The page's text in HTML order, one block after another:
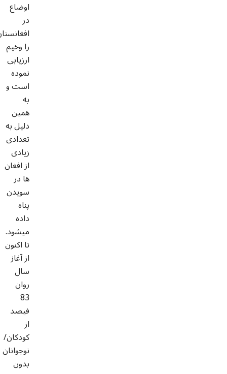
اوضاع
در
را وخیم
ارزیابی
نموده
است و
به
همین
دلیل به
تعدادی
زیادی
از افغان
ها در
سویدن
پناه
داده
میشود.
تا اکنون
از آغاز
سال
روان
83
فیصد
از
کودکان/
نوجوانان
بدون